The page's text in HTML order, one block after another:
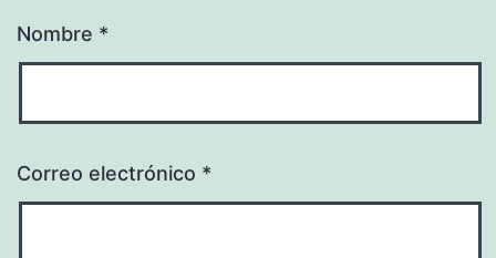
Nombre *
Correo electrónico *